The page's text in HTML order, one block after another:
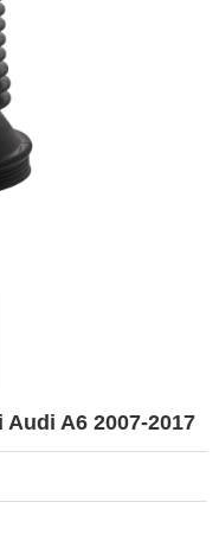
A6 2007-2017